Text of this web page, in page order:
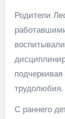
Родители
трудолюбия.
С раннего